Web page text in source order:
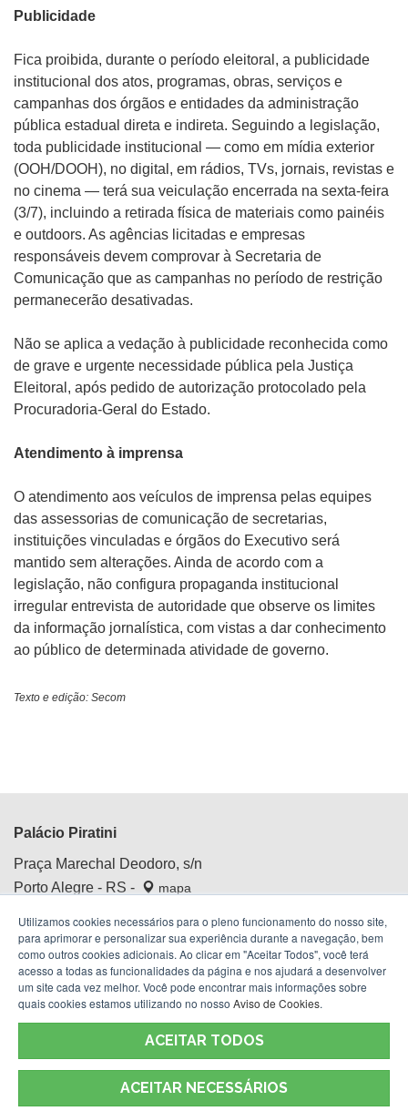
Publicidade
Fica proibida, durante o período eleitoral, a publicidade
institucional dos atos, programas, obras, serviços e
campanhas dos órgãos e entidades da administração
pública estadual direta e indireta. Seguindo a legislação,
toda publicidade institucional — como em mídia exterior
(OOH/DOOH), no digital, em rádios, TVs, jornais, revistas e
no cinema — terá sua veiculação encerrada na sexta-feira
(3/7), incluindo a retirada física de materiais como painéis
e outdoors. As agências licitadas e empresas
responsáveis devem comprovar à Secretaria de
Comunicação que as campanhas no período de restrição
permanecerão desativadas.
Não se aplica a vedação à publicidade reconhecida como
de grave e urgente necessidade pública pela Justiça
Eleitoral, após pedido de autorização protocolado pela
Procuradoria-Geral do Estado.
Atendimento à imprensa
O atendimento aos veículos de imprensa pelas equipes
das assessorias de comunicação de secretarias,
instituições vinculadas e órgãos do Executivo será
mantido sem alterações. Ainda de acordo com a
legislação, não configura propaganda institucional
irregular entrevista de autoridade que observe os limites
da informação jornalística, com vistas a dar conhecimento
ao público de determinada atividade de governo.
Texto e edição: Secom
Palácio Piratini
Praça Marechal Deodoro, s/n
Porto Alegre - RS -
mapa
Fone:(51) 3210.4100
Termos de Uso
Utilizamos cookies necessários para o pleno funcionamento do nosso site,
para aprimorar e personalizar sua experiência durante a navegação, bem
como outros cookies adicionais. Ao clicar em "Aceitar Todos", você terá
acesso a todas as funcionalidades da página e nos ajudará a desenvolver
um site cada vez melhor. Você pode encontrar mais informações sobre
quais cookies estamos utilizando no nosso Aviso de Cookies.
ACEITAR TODOS
ACEITAR NECESSÁRIOS